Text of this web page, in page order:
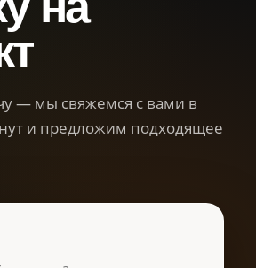
— мы свяжемся с вами в
и предложим подходящее